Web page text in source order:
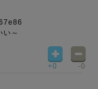
い～
+0 -0